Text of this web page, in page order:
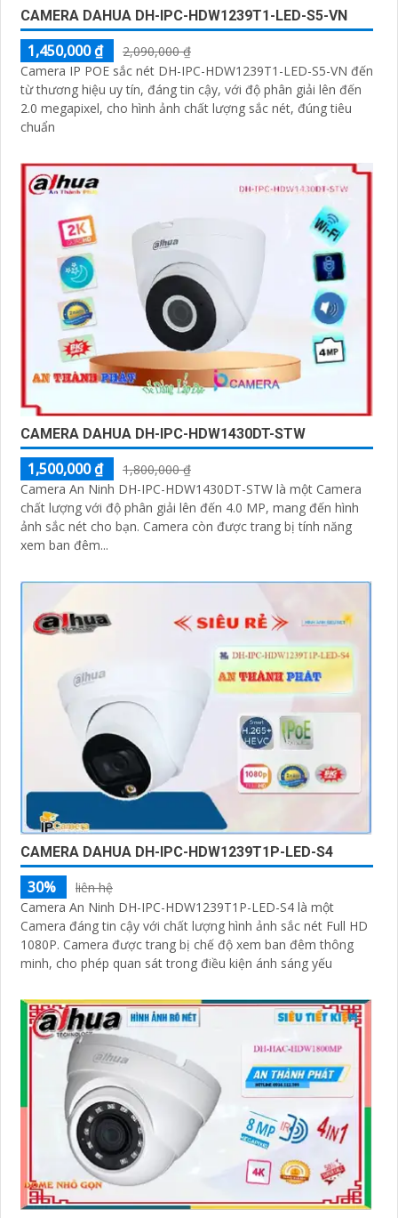
CAMERA DAHUA DH-IPC-HDW1239T1-LED-S5-VN
1,450,000 ₫
2,090,000 ₫
Camera IP POE sắc nét DH-IPC-HDW1239T1-LED-S5-VN đến
từ thương hiệu uy tín, đáng tin cậy, với độ phân giải lên đến
2.0 megapixel, cho hình ảnh chất lượng sắc nét, đúng tiêu
chuẩn
CAMERA DAHUA DH-IPC-HDW1430DT-STW
1,500,000 ₫
1,800,000 ₫
Camera An Ninh DH-IPC-HDW1430DT-STW là một Camera
chất lượng với độ phân giải lên đến 4.0 MP, mang đến hình
ảnh sắc nét cho bạn. Camera còn được trang bị tính năng
xem ban đêm...
CAMERA DAHUA DH-IPC-HDW1239T1P-LED-S4
30%
liên hệ
Camera An Ninh DH-IPC-HDW1239T1P-LED-S4 là một
Camera đáng tin cậy với chất lượng hình ảnh sắc nét Full HD
1080P. Camera được trang bị chế độ xem ban đêm thông
minh, cho phép quan sát trong điều kiện ánh sáng yếu